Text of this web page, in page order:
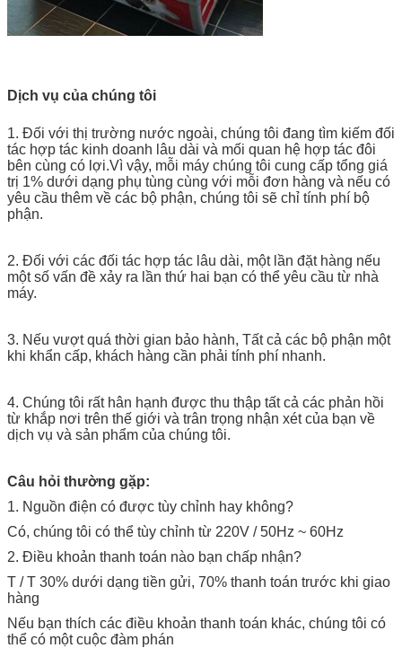
Dịch vụ của chúng tôi
1. Đối với thị trường nước ngoài, chúng tôi đang tìm kiếm đối
tác hợp tác kinh doanh lâu dài và mối quan hệ hợp tác đôi
bên cùng có lợi.Vì vậy, mỗi máy chúng tôi cung cấp tổng giá
trị 1% dưới dạng phụ tùng cùng với mỗi đơn hàng và nếu có
yêu cầu thêm về các bộ phận, chúng tôi sẽ chỉ tính phí bộ
phận.
2. Đối với các đối tác hợp tác lâu dài, một lần đặt hàng nếu
một số vấn đề xảy ra lần thứ hai bạn có thể yêu cầu từ nhà
máy.
3. Nếu vượt quá thời gian bảo hành, Tất cả các bộ phận một
khi khẩn cấp, khách hàng cần phải tính phí nhanh.
4. Chúng tôi rất hân hạnh được thu thập tất cả các phản hồi
từ khắp nơi trên thế giới và trân trọng nhận xét của bạn về
dịch vụ và sản phẩm của chúng tôi.
Câu hỏi thường gặp:
1. Nguồn điện có được tùy chỉnh hay không?
Có, chúng tôi có thể tùy chỉnh từ 220V / 50Hz ~ 60Hz
2. Điều khoản thanh toán nào bạn chấp nhận?
T / T 30% dưới dạng tiền gửi, 70% thanh toán trước khi giao
hàng
Nếu bạn thích các điều khoản thanh toán khác, chúng tôi có
thể có một cuộc đàm phán